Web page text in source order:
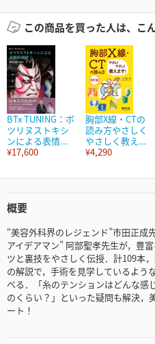
この商品を買った人は、こ
BTx TUNING：ボ
ツリヌストキシ
ンによる表情...
¥17,600
胸部X線・CTの
読み方やさしく
やさしく教え...
¥4,290
概要
“美容外科界のレジェンド”市田正成
アイデアマン” 阿部聖孝先生が，豊
ツと裏技をやさしく伝授．計109本
の解説で，手術を見学しているよう
べる．「糸のテンションはどんな感
のくらい？」といった疑問も解決，
ート！